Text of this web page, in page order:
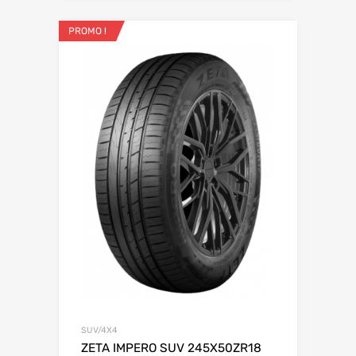
PROMO !
SUV/4X4
ZETA IMPERO SUV 245X50ZR18